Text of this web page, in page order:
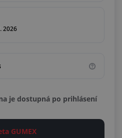
2026
je dostupná po prihlásení
GUMEX